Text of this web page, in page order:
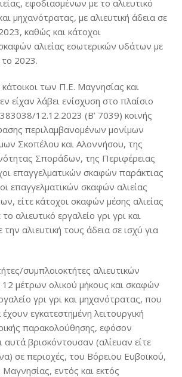
εφοδιασμένων με το αλιευτικό
μηχανότρατας, με αλιευτική άδεια σε
καθώς και κάτοχοι
αλιείας εσωτερικών υδάτων με
το 2023.
κάτοικοι των Π.Ε. Μαγνησίας και
είχαν λάβει ενίσχυση στο πλαίσιο
12.12.2023 (Β’ 7039) κοινής
περιλαμβανομένων μονίμων
Σκοπέλου και Αλοννήσου, της
Σποράδων, της Περιφέρειας
επαγγελματικών σκαφών παράκτιας
επαγγελματικών σκαφών αλιείας
είτε κάτοχοι σκαφών μέσης αλιείας
αλιευτικό εργαλείο γρι γρι και
αλιευτική τους άδεια σε ισχύ για
συμπλοιοκτήτες αλιευτικών
μέτρων ολικού μήκους και σκαφών
γρι γρι και μηχανότρατας, που
εγκατεστημένη λειτουργική
παρακολούθησης, εφόσον
αυτά βρισκόντουσαν (αλίευαν είτε
σε περιοχές, του Βόρειου Ευβοϊκού,
εντός και εκτός